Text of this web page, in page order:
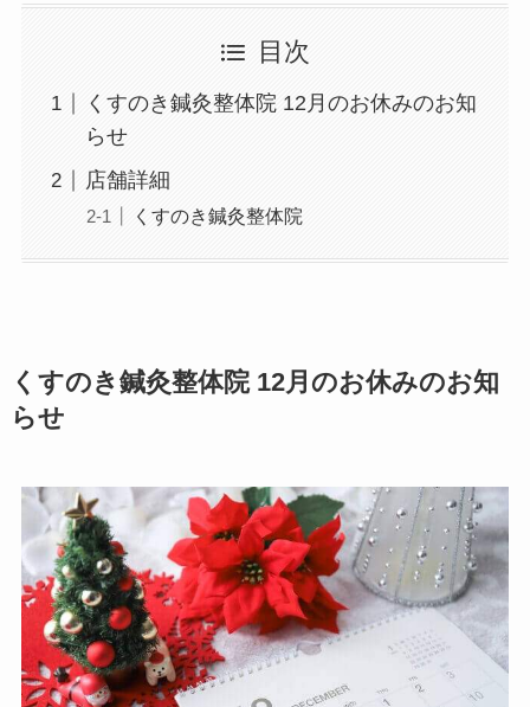
目次
くすのき鍼灸整体院 12月のお休みのお知
らせ
店舗詳細
くすのき鍼灸整体院
くすのき鍼灸整体院 12月のお休みのお知
らせ